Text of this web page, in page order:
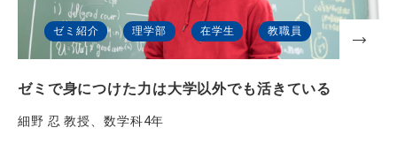
ゼミ紹介 理学部 在学生 教職員
ゼミで身につけた力は大学以外でも活きている
細野 忍 教授、数学科4年